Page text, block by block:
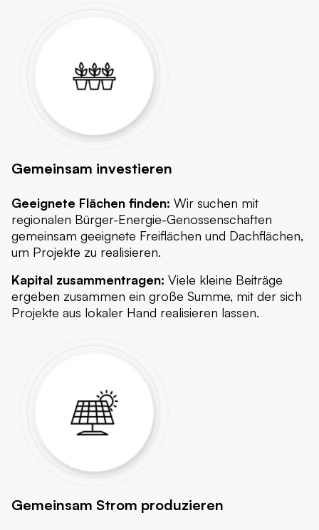
Gemeinsam investieren
Geeignete Flächen finden: Wir suchen mit
regionalen Bürger-Energie-Genossenschaften
gemeinsam geeignete Freiflächen und Dachflächen,
um Projekte zu realisieren.
Kapital zusammentragen: Viele kleine Beiträge
ergeben zusammen ein große Summe, mit der sich
Projekte aus lokaler Hand realisieren lassen.
Gemeinsam Strom produzieren